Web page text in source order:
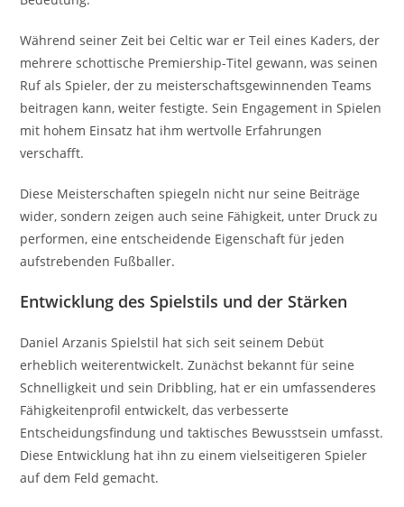
Während seiner Zeit bei Celtic war er Teil eines Kaders, der
mehrere schottische Premiership-Titel gewann, was seinen
Ruf als Spieler, der zu meisterschaftsgewinnenden Teams
beitragen kann, weiter festigte. Sein Engagement in Spielen
mit hohem Einsatz hat ihm wertvolle Erfahrungen
verschafft.
Diese Meisterschaften spiegeln nicht nur seine Beiträge
wider, sondern zeigen auch seine Fähigkeit, unter Druck zu
performen, eine entscheidende Eigenschaft für jeden
aufstrebenden Fußballer.
Entwicklung des Spielstils und der Stärken
Daniel Arzanis Spielstil hat sich seit seinem Debüt
erheblich weiterentwickelt. Zunächst bekannt für seine
Schnelligkeit und sein Dribbling, hat er ein umfassenderes
Fähigkeitenprofil entwickelt, das verbesserte
Entscheidungsfindung und taktisches Bewusstsein umfasst.
Diese Entwicklung hat ihn zu einem vielseitigeren Spieler
auf dem Feld gemacht.